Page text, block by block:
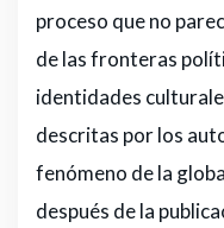
proceso que no
de las fronteras
identidades
descritas por los
fenómeno de la
después de la